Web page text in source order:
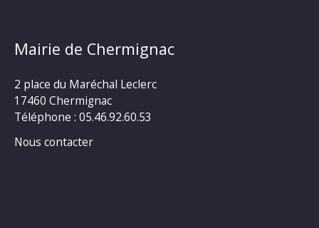
Mairie de Chermignac
2 place du Maréchal Leclerc
17460 Chermignac
Téléphone : 05.46.92.60.53
Nous contacter